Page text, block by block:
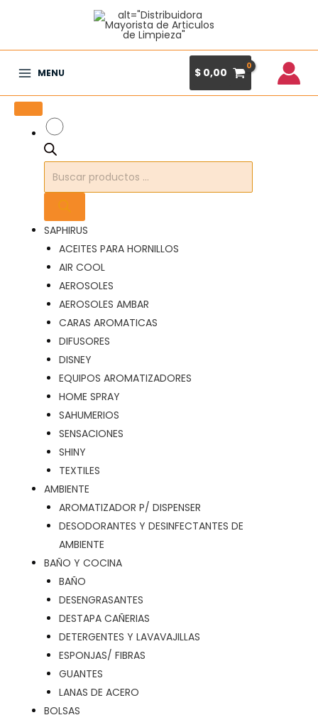
Menu
MENU $ 0,00
Búsqueda
de
SAPHIRUS
ACEITES PARA HORNILLOS
AIR COOL
AEROSOLES
AEROSOLES AMBAR
CARAS AROMATICAS
DIFUSORES
DISNEY
EQUIPOS AROMATIZADORES
HOME SPRAY
SAHUMERIOS
SENSACIONES
SHINY
TEXTILES
AMBIENTE
AROMATIZADOR P/ DISPENSER
DESODORANTES Y DESINFECTANTES DE
AMBIENTE
BAÑO Y COCINA
BAÑO
DESENGRASANTES
DESTAPA CAÑERIAS
DETERGENTES Y LAVAVAJILLAS
ESPONJAS/ FIBRAS
GUANTES
LANAS DE ACERO
BOLSAS